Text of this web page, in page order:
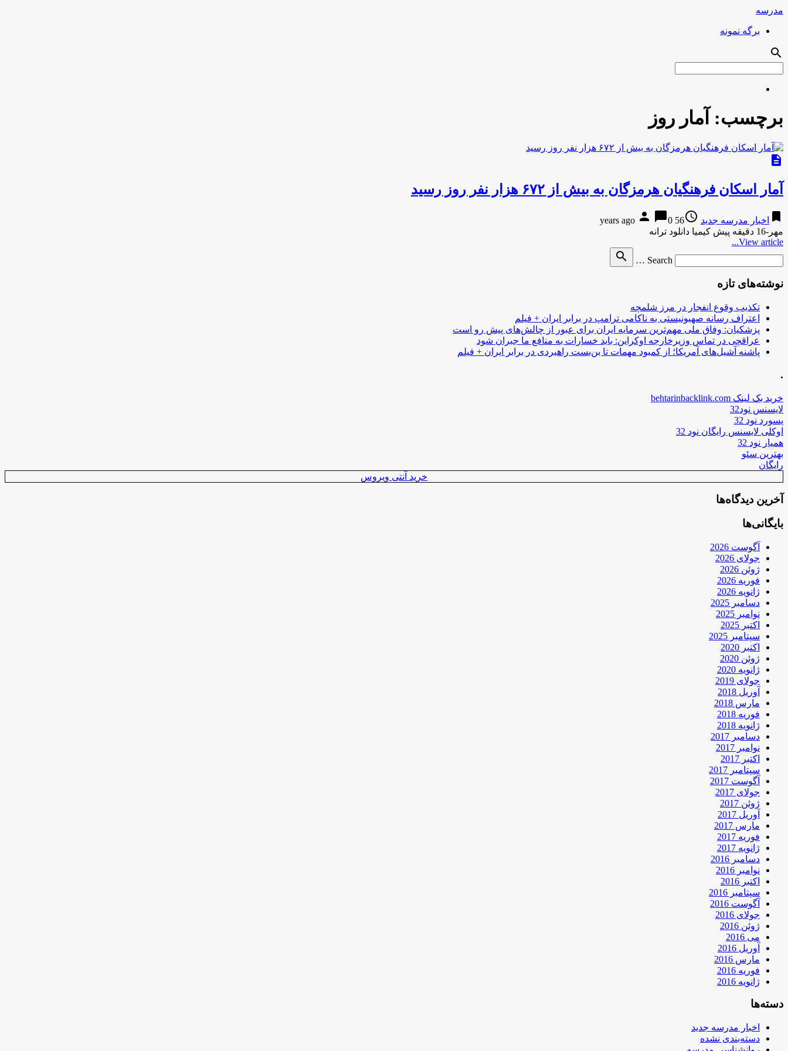
مدرسه
برگه نمونه
search
برچسب: آمار روز
description
آمار اسکان فرهنگیان هرمزگان به بیش از ۶۷۲ هزار نفر روز رسید
bookmark اخبار مدرسه جدید access_time
56 years ago
person chat_bubble0
مهر-16 دقیقه پیش کیمیا دانلود ترانه
View article...
Search …
search
نوشته‌های تازه
تکذیب وقوع انفجار در مرز شلمچه
اعتراف رسانه صهیونیستی به ناکامی ترامپ در برابر ایران + فیلم
پزشکیان: وفاق ملی مهم‌ترین سرمایه ایران برای عبور از چالش‌های پیش رو است
عراقچی در تماس وزیرخارجه اوکراین: باید خسارات به منافع ما جبران شود
پاشنه آشیل‌های آمریکا؛ از کمبود مهمات تا بن‌بست راهبردی در برابر ایران + فیلم
.
خرید بک لینک behtarinbacklink.com
لایسنس نود32
پسورد نود 32
اوکلی لایسنس رایگان نود 32
همیار نود 32
بهترین سئو
رایگان
خرید آنتی ویروس
آخرین دیدگاه‌ها
بایگانی‌ها
آگوست 2026
جولای 2026
ژوئن 2026
فوریه 2026
ژانویه 2026
دسامبر 2025
نوامبر 2025
اکتبر 2025
سپتامبر 2025
اکتبر 2020
ژوئن 2020
ژانویه 2020
جولای 2019
آوریل 2018
مارس 2018
فوریه 2018
ژانویه 2018
دسامبر 2017
نوامبر 2017
اکتبر 2017
سپتامبر 2017
آگوست 2017
جولای 2017
ژوئن 2017
آوریل 2017
مارس 2017
فوریه 2017
ژانویه 2017
دسامبر 2016
نوامبر 2016
اکتبر 2016
سپتامبر 2016
آگوست 2016
جولای 2016
ژوئن 2016
می 2016
آوریل 2016
مارس 2016
فوریه 2016
ژانویه 2016
دسته‌ها
اخبار مدرسه جدید
دسته‌بندی نشده